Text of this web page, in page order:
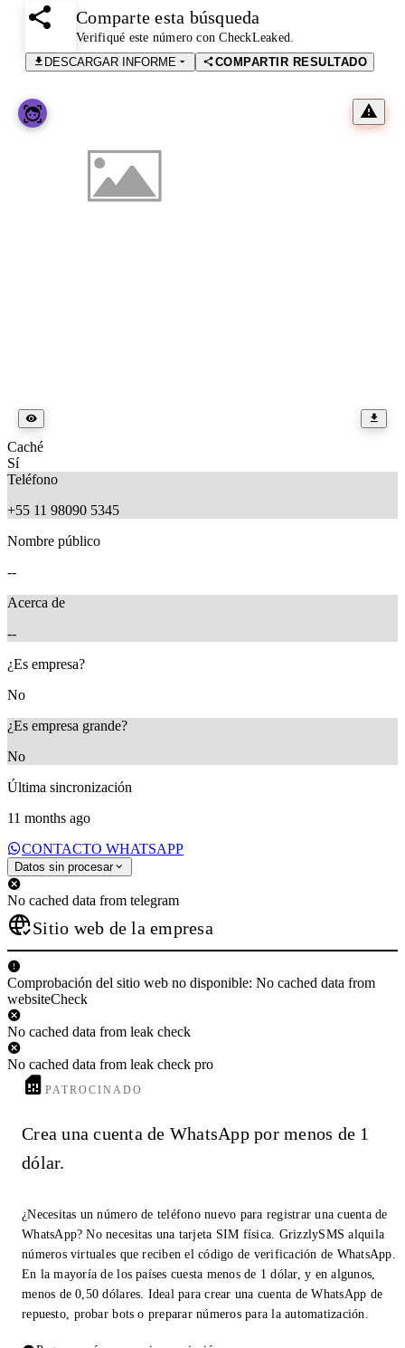
Comparte esta búsqueda
Verifiqué este número con CheckLeaked.
DESCARGAR INFORME
COMPARTIR RESULTADO
Caché
Sí
Teléfono
+55 11 98090 5345
Nombre público
--
Acerca de
--
¿Es empresa?
No
¿Es empresa grande?
No
Última sincronización
11 months ago
CONTACTO WHATSAPP
Datos sin procesar
No cached data from telegram
Sitio web de la empresa
Comprobación del sitio web no disponible: No cached data from
websiteCheck
No cached data from leak check
No cached data from leak check pro
PATROCINADO
Crea una cuenta de WhatsApp por menos de 1
dólar.
¿Necesitas un número de teléfono nuevo para registrar una cuenta de
WhatsApp? No necesitas una tarjeta SIM física. GrizzlySMS alquila
números virtuales que reciben el código de verificación de WhatsApp.
En la mayoría de los países cuesta menos de 1 dólar, y en algunos,
menos de 0,50 dólares. Ideal para crear una cuenta de WhatsApp de
repuesto, probar bots o preparar números para la automatización.